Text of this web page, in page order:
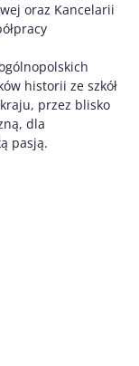
oraz Kancelarii
historii ze szkół
przez blisko
dla
pasją.